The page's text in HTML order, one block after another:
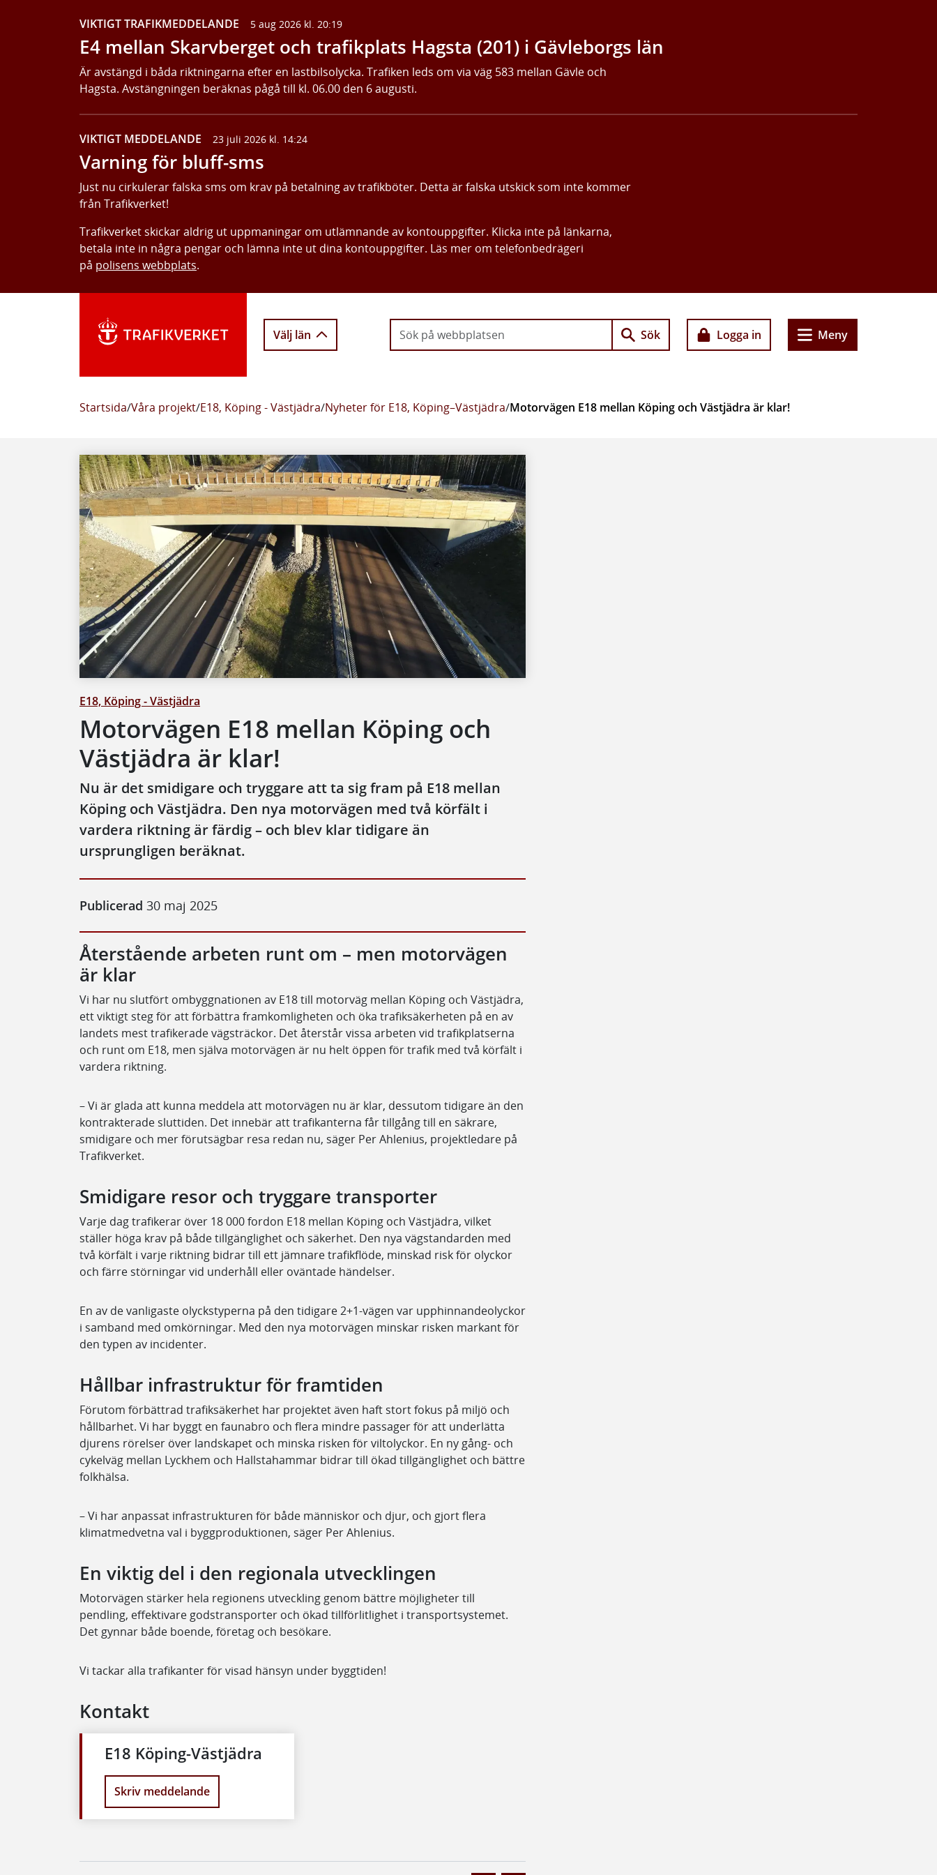
VIKTIGT TRAFIKMEDDELANDE 5 aug 2026 kl. 20:19
E4 mellan Skarvberget och trafikplats Hagsta (201) i Gävleborgs län
Är avstängd i båda riktningarna efter en lastbilsolycka. Trafiken leds om via väg 583 mellan Gävle och
Hagsta. Avstängningen beräknas pågå till kl. 06.00 den 6 augusti.
VIKTIGT MEDDELANDE 23 juli 2026 kl. 14:24
Varning för bluff-sms
Just nu cirkulerar falska sms om krav på betalning av trafikböter. Detta är falska utskick som inte kommer
från Trafikverket!
Trafikverket skickar aldrig ut uppmaningar om utlämnande av kontouppgifter. Klicka inte på länkarna,
betala inte in några pengar och lämna inte ut dina kontouppgifter. Läs mer om telefonbedrägeri
på polisens webbplats.
Välj län Sök Logga in Meny
Startsida/Våra projekt/E18, Köping - Västjädra/Nyheter för E18, Köping–Västjädra/Motorvägen E18 mellan Köping och Västjädra är klar!
E18, Köping - Västjädra
Motorvägen E18 mellan Köping och
Västjädra är klar!
Nu är det smidigare och tryggare att ta sig fram på E18 mellan
Köping och Västjädra. Den nya motorvägen med två körfält i
vardera riktning är färdig – och blev klar tidigare än
ursprungligen beräknat.
Publicerad 30 maj 2025
Återstående arbeten runt om – men motorvägen
är klar
Vi har nu slutfört ombyggnationen av E18 till motorväg mellan Köping och Västjädra,
ett viktigt steg för att förbättra framkomligheten och öka trafiksäkerheten på en av
landets mest trafikerade vägsträckor. Det återstår vissa arbeten vid trafikplatserna
och runt om E18, men själva motorvägen är nu helt öppen för trafik med två körfält i
vardera riktning.
– Vi är glada att kunna meddela att motorvägen nu är klar, dessutom tidigare än den
kontrakterade sluttiden. Det innebär att trafikanterna får tillgång till en säkrare,
smidigare och mer förutsägbar resa redan nu, säger Per Ahlenius, projektledare på
Trafikverket.
Smidigare resor och tryggare transporter
Varje dag trafikerar över 18 000 fordon E18 mellan Köping och Västjädra, vilket
ställer höga krav på både tillgänglighet och säkerhet. Den nya vägstandarden med
två körfält i varje riktning bidrar till ett jämnare trafikflöde, minskad risk för olyckor
och färre störningar vid underhåll eller oväntade händelser.
En av de vanligaste olyckstyperna på den tidigare 2+1-vägen var upphinnandeolyckor
i samband med omkörningar. Med den nya motorvägen minskar risken markant för
den typen av incidenter.
Hållbar infrastruktur för framtiden
Förutom förbättrad trafiksäkerhet har projektet även haft stort fokus på miljö och
hållbarhet. Vi har byggt en faunabro och flera mindre passager för att underlätta
djurens rörelser över landskapet och minska risken för viltolyckor. En ny gång- och
cykelväg mellan Lyckhem och Hallstahammar bidrar till ökad tillgänglighet och bättre
folkhälsa.
– Vi har anpassat infrastrukturen för både människor och djur, och gjort flera
klimatmedvetna val i byggproduktionen, säger Per Ahlenius.
En viktig del i den regionala utvecklingen
Motorvägen stärker hela regionens utveckling genom bättre möjligheter till
pendling, effektivare godstransporter och ökad tillförlitlighet i transportsystemet.
Det gynnar både boende, företag och besökare.
Vi tackar alla trafikanter för visad hänsyn under byggtiden!
Kontakt
E18 Köping-Västjädra
Skriv meddelande